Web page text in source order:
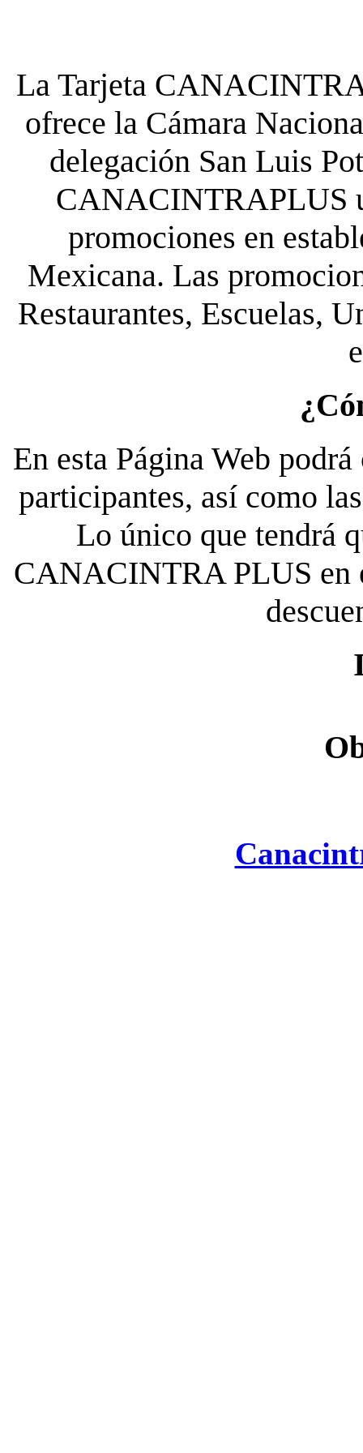
La Tarjeta
ofrece la Cámara
delegación San Luis
CANACINTRAPLUS
promociones en
Mexicana. Las
Restaurantes, Escuelas,
En esta Página Web
participantes, así como
Lo único que tendrá
CANACINTRA PLUS en